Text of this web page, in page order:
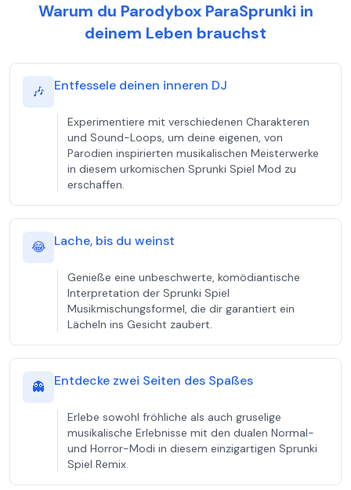
Warum du Parodybox ParaSprunki in
deinem Leben brauchst
🎶 Entfessele deinen inneren DJ
Experimentiere mit verschiedenen Charakteren
und Sound-Loops, um deine eigenen, von
Parodien inspirierten musikalischen Meisterwerke
in diesem urkomischen Sprunki Spiel Mod zu
erschaffen.
😂 Lache, bis du weinst
Genieße eine unbeschwerte, komödiantische
Interpretation der Sprunki Spiel
Musikmischungsformel, die dir garantiert ein
Lächeln ins Gesicht zaubert.
👻 Entdecke zwei Seiten des Spaßes
Erlebe sowohl fröhliche als auch gruselige
musikalische Erlebnisse mit den dualen Normal-
und Horror-Modi in diesem einzigartigen Sprunki
Spiel Remix.